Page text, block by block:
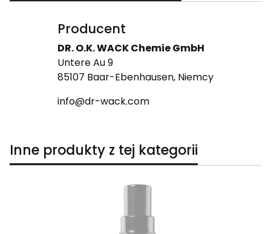
Producent
DR. O.K. WACK Chemie GmbH
Untere Au 9
85107 Baar-Ebenhausen, Niemcy
info@dr-wack.com
Inne produkty z tej kategorii